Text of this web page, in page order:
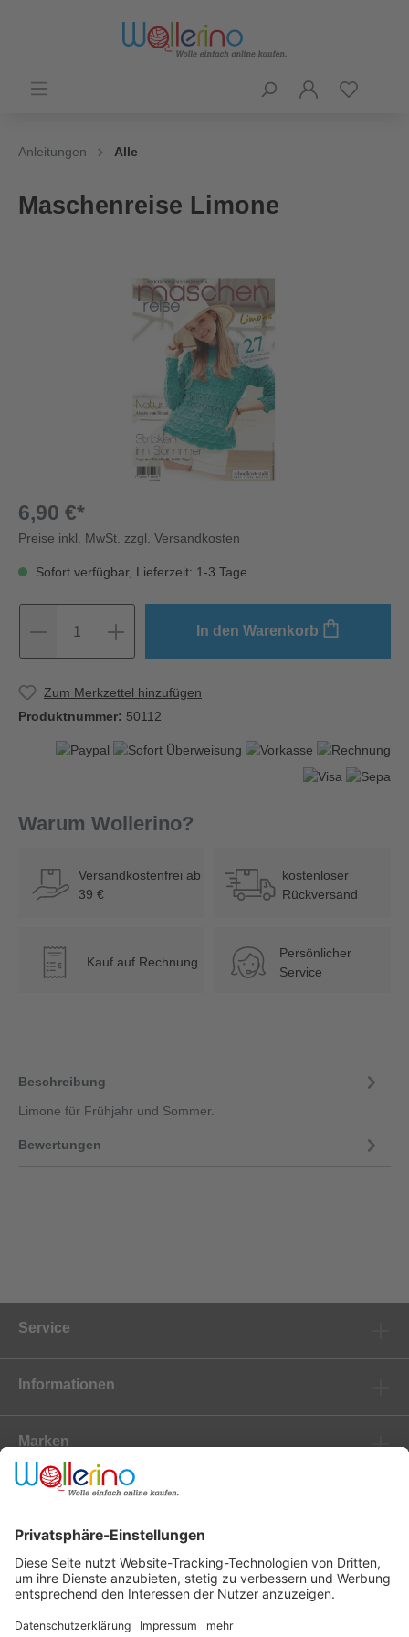
Anleitungen Alle
Maschenreise Limone
6,90 €*
Preise inkl. MwSt. zzgl. Versandkosten
Sofort verfügbar, Lieferzeit: 1-3 Tage
1 In den Warenkorb
Zum Merkzettel hinzufügen
Produktnummer: 50112
Warum Wollerino?
Versandkostenfrei ab
39 €
kostenloser
Rückversand
€ Kauf auf Rechnung
Persönlicher
Service
Beschreibung
Limone für Frühjahr und Sommer.
Bewertungen
Service
Informationen
Marken
Newsletter
Versanddienstleister